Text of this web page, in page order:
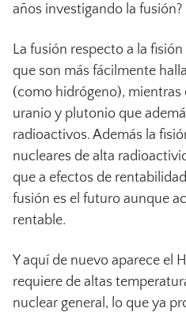
años investigando la fusión?
La fusión respecto a la
que son más fácilmente
(como hidrógeno), mientras
uranio y plutonio que
radioactivos. Además la
nucleares de alta
que a efectos de
fusión es el futuro aunque
rentable.
Y aquí de nuevo aparece el
requiere de altas
nuclear general, lo que ya